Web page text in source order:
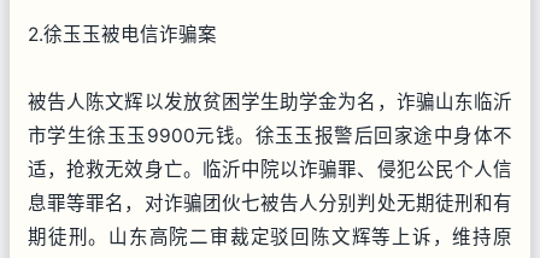
2.徐玉玉被电信诈骗案
被告人陈文辉以发放贫困学生助学金为名，诈骗山东临沂
市学生徐玉玉9900元钱。徐玉玉报警后回家途中身体不
适，抢救无效身亡。临沂中院以诈骗罪、侵犯公民个人信
息罪等罪名，对诈骗团伙七被告人分别判处无期徒刑和有
期徒刑。山东高院二审裁定驳回陈文辉等上诉，维持原